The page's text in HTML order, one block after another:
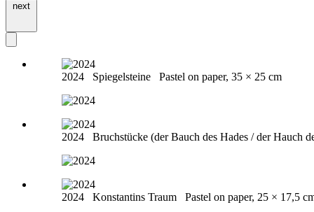
next
2024 Spiegelsteine Pastel on paper, 35 × 25 cm
2024 Bruchstücke (der Bauch des Hades / der Hauch
2024 Konstantins Traum Pastel on paper, 25 × 17,5